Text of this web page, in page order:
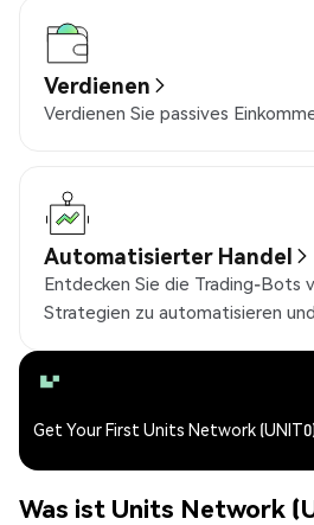
Verdienen
Verdienen Sie passives
Automatisierter Handel
Entdecken Sie die Trading-Bots
Strategien zu automatisieren
Get Your First Units Network
Was ist Units Network